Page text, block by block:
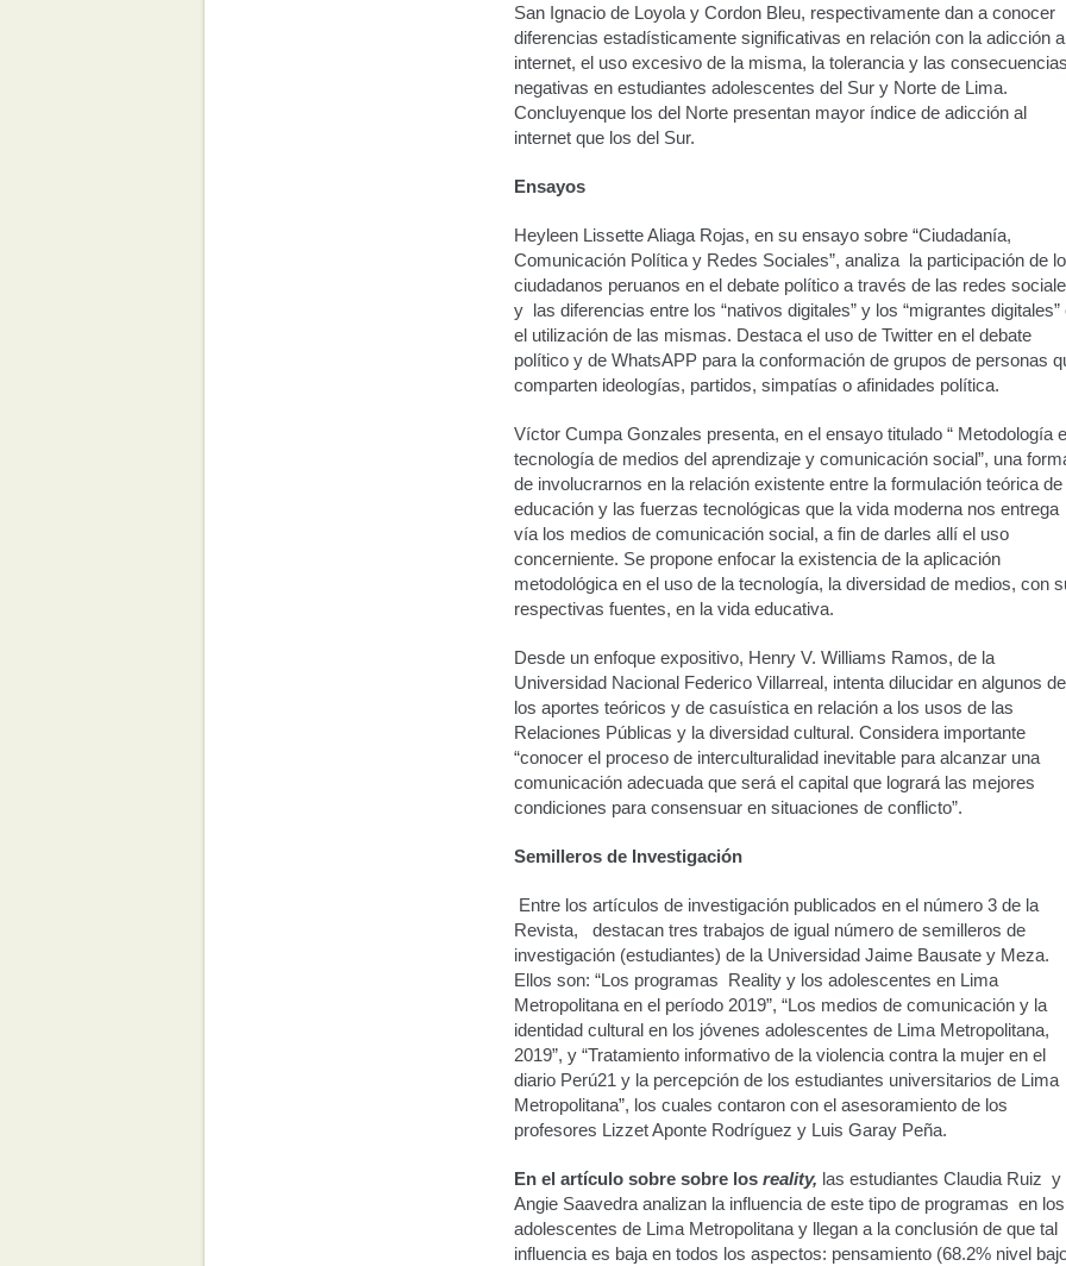
San Ignacio de Loyola y Cordon Bleu, respectivamente dan a conocer
diferencias estadísticamente significativas en relación con la adicción
internet, el uso excesivo de la misma, la tolerancia y las consecuencias
negativas en estudiantes adolescentes del Sur y Norte de Lima.
Concluyenque los del Norte presentan mayor índice de adicción al
internet que los del Sur.
Ensayos
Heyleen Lissette Aliaga Rojas, en su ensayo sobre “Ciudadanía,
Comunicación Política y Redes Sociales”, analiza la participación de
ciudadanos peruanos en el debate político a través de las redes
y las diferencias entre los “nativos digitales” y los “migrantes digitales”
el utilización de las mismas. Destaca el uso de Twitter en el debate
político y de WhatsAPP para la conformación de grupos de personas
comparten ideologías, partidos, simpatías o afinidades política.
Víctor Cumpa Gonzales presenta, en el ensayo titulado “ Metodología
tecnología de medios del aprendizaje y comunicación social”, una
de involucrarnos en la relación existente entre la formulación teórica de
educación y las fuerzas tecnológicas que la vida moderna nos entrega
vía los medios de comunicación social, a fin de darles allí el uso
concerniente. Se propone enfocar la existencia de la aplicación
metodológica en el uso de la tecnología, la diversidad de medios, con
respectivas fuentes, en la vida educativa.
Desde un enfoque expositivo, Henry V. Williams Ramos, de la
Universidad Nacional Federico Villarreal, intenta dilucidar en algunos de
los aportes teóricos y de casuística en relación a los usos de las
Relaciones Públicas y la diversidad cultural. Considera importante
“conocer el proceso de interculturalidad inevitable para alcanzar una
comunicación adecuada que será el capital que logrará las mejores
condiciones para consensuar en situaciones de conflicto”.
Semilleros de Investigación
Entre los artículos de investigación publicados en el número 3 de la
Revista, destacan tres trabajos de igual número de semilleros de
investigación (estudiantes) de la Universidad Jaime Bausate y Meza.
Ellos son: “Los programas Reality y los adolescentes en Lima
Metropolitana en el período 2019”, “Los medios de comunicación y la
identidad cultural en los jóvenes adolescentes de Lima Metropolitana,
2019”, y “Tratamiento informativo de la violencia contra la mujer en el
diario Perú21 y la percepción de los estudiantes universitarios de Lima
Metropolitana”, los cuales contaron con el asesoramiento de los
profesores Lizzet Aponte Rodríguez y Luis Garay Peña.
En el artículo sobre sobre los reality, las estudiantes Claudia Ruiz y
Angie Saavedra analizan la influencia de este tipo de programas en los
adolescentes de Lima Metropolitana y llegan a la conclusión de que tal
influencia es baja en todos los aspectos: pensamiento (68.2% nivel